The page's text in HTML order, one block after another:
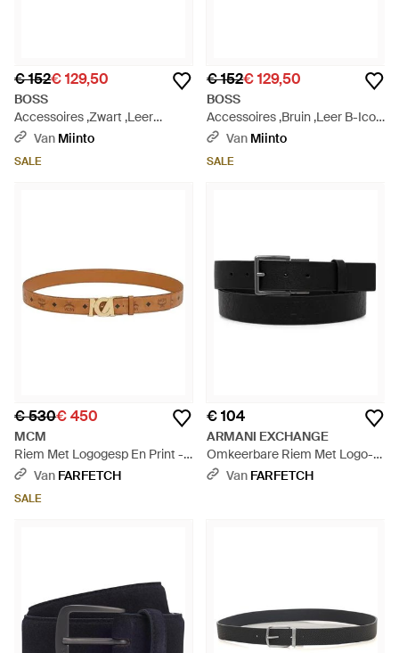
€ 152€ 129,50
BOSS
Accessoires ,Zwart ,Leer
Madison Riem Met Dubbele
Van Miinto
SALE
€ 152€ 129,50
BOSS
Accessoires ,Bruin ,Leer B-Icon
Plq Riem - Zwart
Van Miinto
SALE
€ 530€ 450
MCM
Riem Met Logogesp En Print -
BruinVan FARFETCH
SALE
€ 104
ARMANI EXCHANGE
Omkeerbare Riem Met Logo-
Reliëf - Zwart
Van FARFETCH